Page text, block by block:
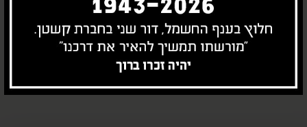
תחנות סולאריות
מנהרות
טורבינות רוח
גשרים
מתקני התפלה | טיוב
שפכים
נמלים